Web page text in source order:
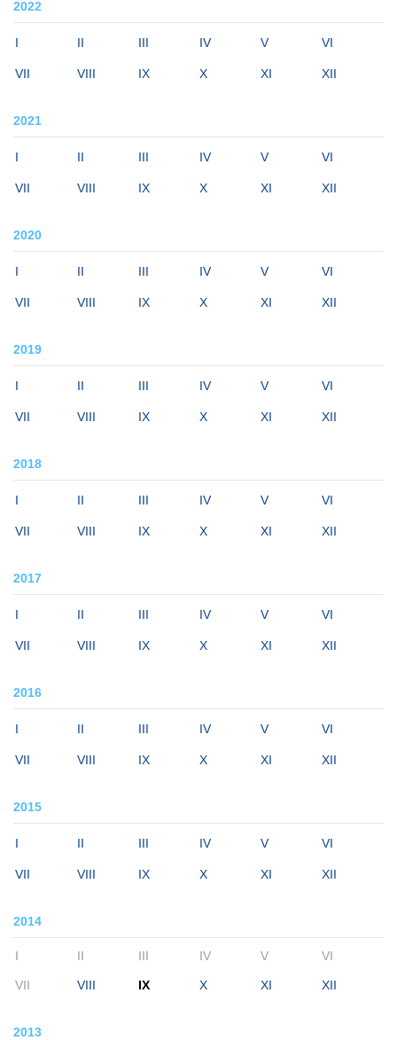
2022
I II III IV V VI
VII VIII IX X XI XII
2021
I II III IV V VI
VII VIII IX X XI XII
2020
I II III IV V VI
VII VIII IX X XI XII
2019
I II III IV V VI
VII VIII IX X XI XII
2018
I II III IV V VI
VII VIII IX X XI XII
2017
I II III IV V VI
VII VIII IX X XI XII
2016
I II III IV V VI
VII VIII IX X XI XII
2015
I II III IV V VI
VII VIII IX X XI XII
2014
I II III IV V VI
VII VIII IX X XI XII
2013